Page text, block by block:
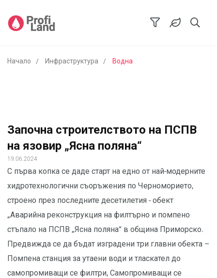
Начало Инфраструктура Водна
Започна строителството на ПСПВ
на язовир „Ясна поляна“
19.06.2024
С първа копка се даде старт на едно от най-модерните
хидротехнологични съоръжения по Черноморието,
строено през последните десетилетия - обект
„Аварийна реконструкция на филтърно и помпено
стъпало на ПСПВ „Ясна поляна“ в община Приморско.
Предвижда се да бъдат изградени три главни обекта –
Помпена станция за утаени води и тласкател до
самопромиващи се филтри, Самопромиващи се